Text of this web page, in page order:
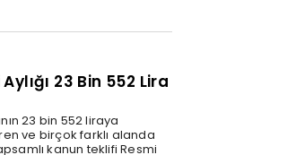
23 Bin 552 Lira
23 bin 552 liraya
ve birçok farklı alanda
kanun teklifi Resmi